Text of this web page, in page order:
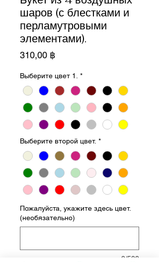
шаров (с блестками и
перламутровыми
элементами).
310,00 ฿Цена
Выберите цвет 1. *
Выберите второй цвет. *
Пожалуйста, укажите здесь цвет.
(необязательно)
0/500